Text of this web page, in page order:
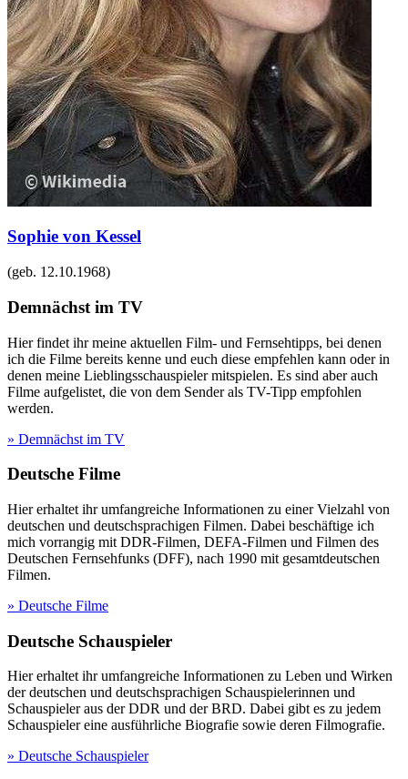
Sophie von Kessel
(geb. 12.10.1968)
Demnächst im TV
Hier findet ihr meine aktuellen Film- und Fernsehtipps, bei denen
ich die Filme bereits kenne und euch diese empfehlen kann oder in
denen meine Lieblingsschauspieler mitspielen. Es sind aber auch
Filme aufgelistet, die von dem Sender als TV-Tipp empfohlen
werden.
» Demnächst im TV
Deutsche Filme
Hier erhaltet ihr umfangreiche Informationen zu einer Vielzahl von
deutschen und deutschsprachigen Filmen. Dabei beschäftige ich
mich vorrangig mit DDR-Filmen, DEFA-Filmen und Filmen des
Deutschen Fernsehfunks (DFF), nach 1990 mit gesamtdeutschen
Filmen.
» Deutsche Filme
Deutsche Schauspieler
Hier erhaltet ihr umfangreiche Informationen zu Leben und Wirken
der deutschen und deutschsprachigen Schauspielerinnen und
Schauspieler aus der DDR und der BRD. Dabei gibt es zu jedem
Schauspieler eine ausführliche Biografie sowie deren Filmografie.
» Deutsche Schauspieler